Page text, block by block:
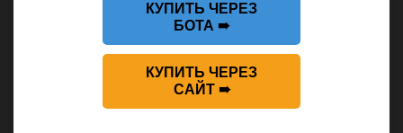
КУПИТЬ ЧЕРЕЗ
БОТА ➠
КУПИТЬ ЧЕРЕЗ
САЙТ ➠